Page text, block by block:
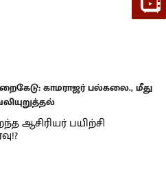
காமராஜர் பல்கலை., மீது